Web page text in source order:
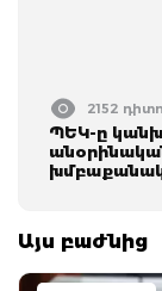
2152
ՊԵԿ-ը
Այս բաժնից